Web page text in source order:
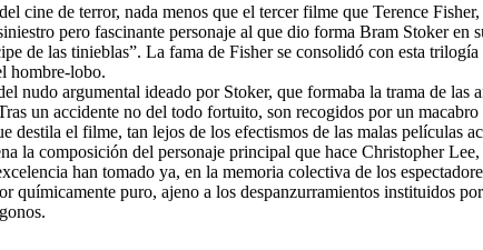
cine de terror, nada menos que el tercer filme que Terence
pero fascinante personaje al que dio forma Bram Stoker
de las tinieblas”. La fama de Fisher se consolidó con esta
hombre-lobo.
nudo argumental ideado por Stoker, que formaba la trama de
un accidente no del todo fortuito, son recogidos por un
destila el filme, tan lejos de los efectismos de las malas películas
la composición del personaje principal que hace Christopher
han tomado ya, en la memoria colectiva de los
químicamente puro, ajeno a los despanzurramientos instituidos